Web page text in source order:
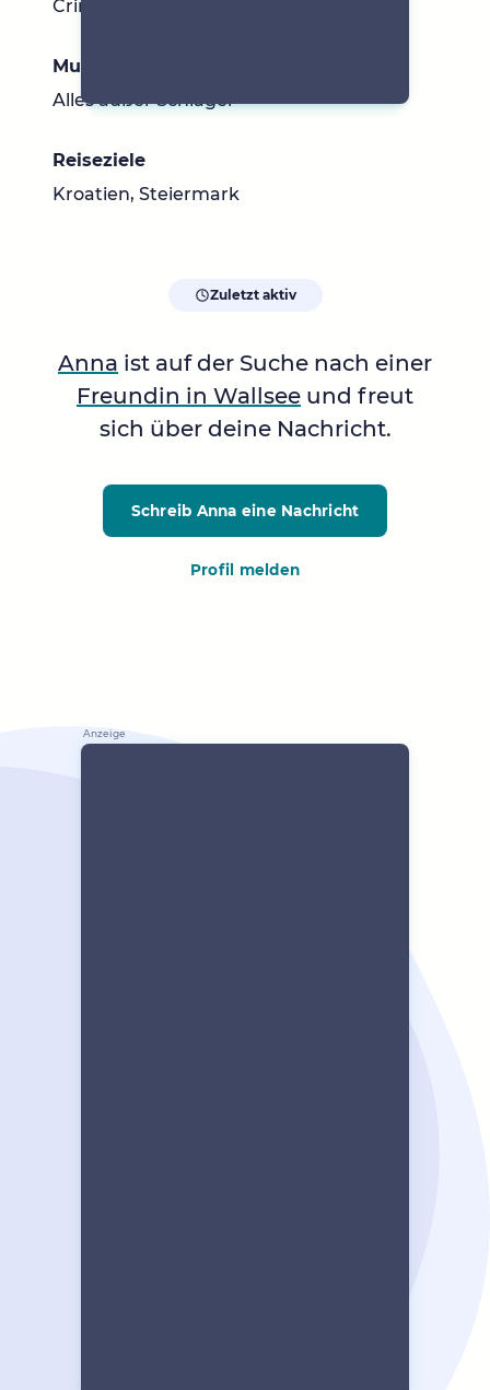
Crime Dokus
Musik
Alles außer Schlager
Reiseziele
Kroatien, Steiermark
Zuletzt aktiv
Anna ist auf der Suche nach einer
Freundin in Wallsee und freut
sich über deine Nachricht.
Schreib Anna eine Nachricht
Profil melden